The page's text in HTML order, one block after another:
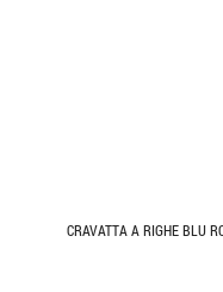
CRAVATTA A RIGHE BLU